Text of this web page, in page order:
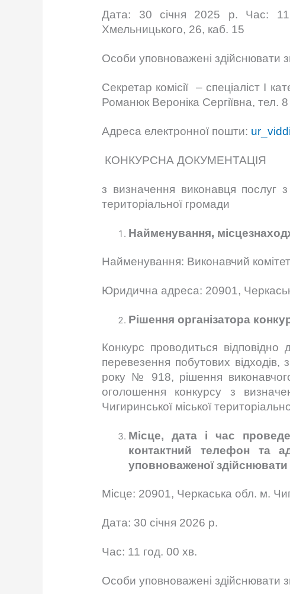
Дата: 30 січня 2025 р. Час:
Хмельницького, 26, каб. 15
Особи уповноважені здійснювати
Секретар комісії – спеціаліст І
Романюк Вероніка Сергіївна, тел.
Адреса електронної пошти:
КОНКУРСНА ДОКУМЕНТАЦІЯ
з визначення виконавця послуг з
територіальної громади
Найменування,
Найменування: Виконавчий
Юридична адреса: 20901,
Рішення організатора
Конкурс проводиться
перевезення побутових
року № 918, рішення
оголошення конкурсу з
Чигиринської міської
Місце, дата і час
контактний телефон та
уповноваженої
Місце: 20901, Черкаська обл. м.
Дата: 30 січня 2026 р.
Час: 11 год. 00 хв.
Особи уповноважені здійснювати